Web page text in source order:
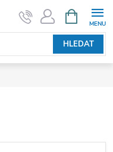
HLEDAT
NÁKUPNÍ
KOŠÍK